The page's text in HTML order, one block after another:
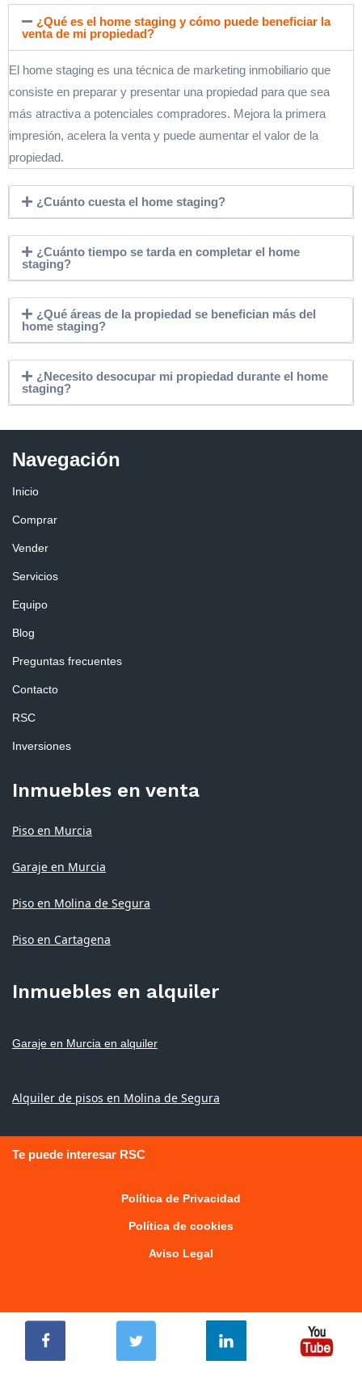
¿Qué es el home staging y cómo puede beneficiar la
venta de mi propiedad?
El home staging es una técnica de marketing inmobiliario que
consiste en preparar y presentar una propiedad para que sea
más atractiva a potenciales compradores. Mejora la primera
impresión, acelera la venta y puede aumentar el valor de la
propiedad.
¿Cuánto cuesta el home staging?
¿Cuánto tiempo se tarda en completar el home
staging?
¿Qué áreas de la propiedad se benefician más del
home staging?
¿Necesito desocupar mi propiedad durante el home
staging?
Navegación
Inicio
Comprar
Vender
Servicios
Equipo
Blog
Preguntas frecuentes
Contacto
RSC
Inversiones
Inmuebles en venta
Piso en Murcia
Garaje en Murcia
Piso en Molina de Segura
Piso en Cartagena
Inmuebles en alquiler
Garaje en Murcia en alquiler
Alquiler de pisos en Molina de Segura
Te puede interesar RSC
Política de Privacidad
Política de cookies
Aviso Legal